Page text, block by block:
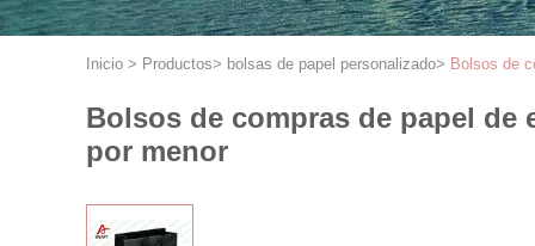
Inicio > Productos> bolsas de papel personalizado> Bolsos de
Bolsos de compras de papel de
por menor